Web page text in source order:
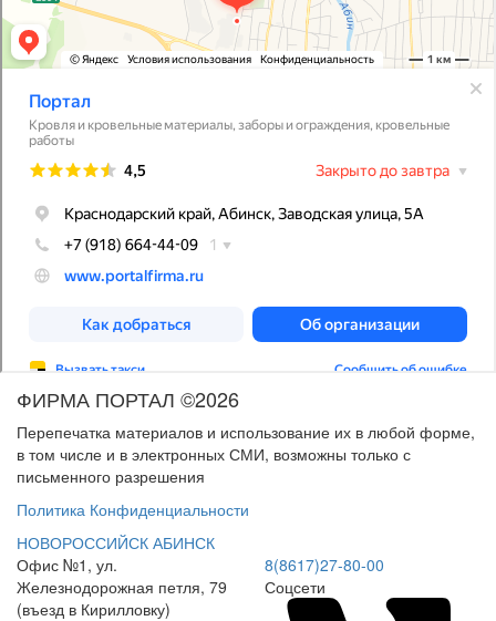
ФИРМА ПОРТАЛ ©2026
Перепечатка материалов и использование их в любой форме,
в том числе и в электронных СМИ, возможны только с
письменного разрешения
Политика Конфиденциальности
НОВОРОССИЙСК АБИНСК
Офис №1, ул.
Железнодорожная петля, 79
(въезд в Кирилловку)
8(8617)27-80-00
Соцсети